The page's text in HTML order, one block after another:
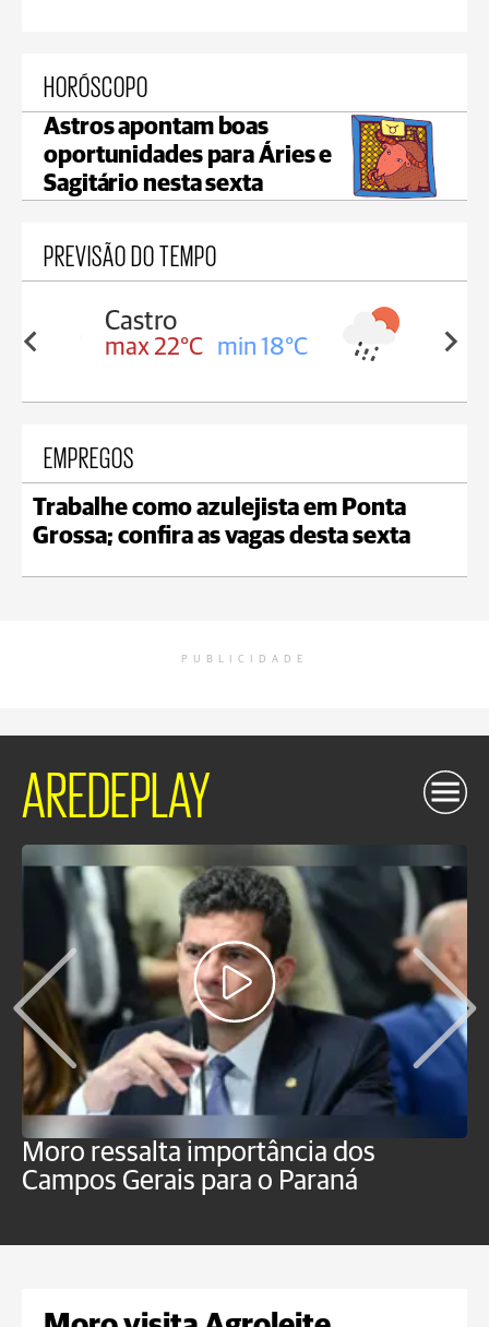
HORÓSCOPO
Astros apontam boas
oportunidades para Áries e
Sagitário nesta sexta
PREVISÃO DO TEMPO
18°C max 21°C min 18°C
EMPREGOS
Trabalhe como azulejista em Ponta
Grossa; confira as vagas desta sexta
PUBLICIDADE
AREDEPLAY
Moro ressalta importância dos
Campos Gerais para o Paraná